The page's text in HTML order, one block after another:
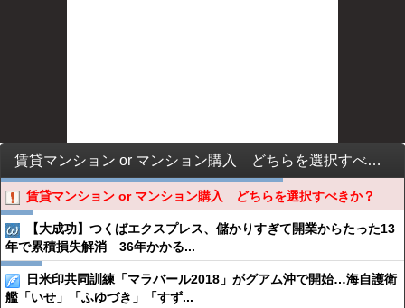
賃貸マンション or マンション購入 どちらを選択すべきか？
賃貸マンション or マンション購入 どちらを選択すべきか？
【大成功】つくばエクスプレス、儲かりすぎて開業からたった13
年で累積損失解消 36年かかる...
日米印共同訓練「マラバール2018」がグアム沖で開始…海自護衛
艦「いせ」「ふゆづき」「すず...